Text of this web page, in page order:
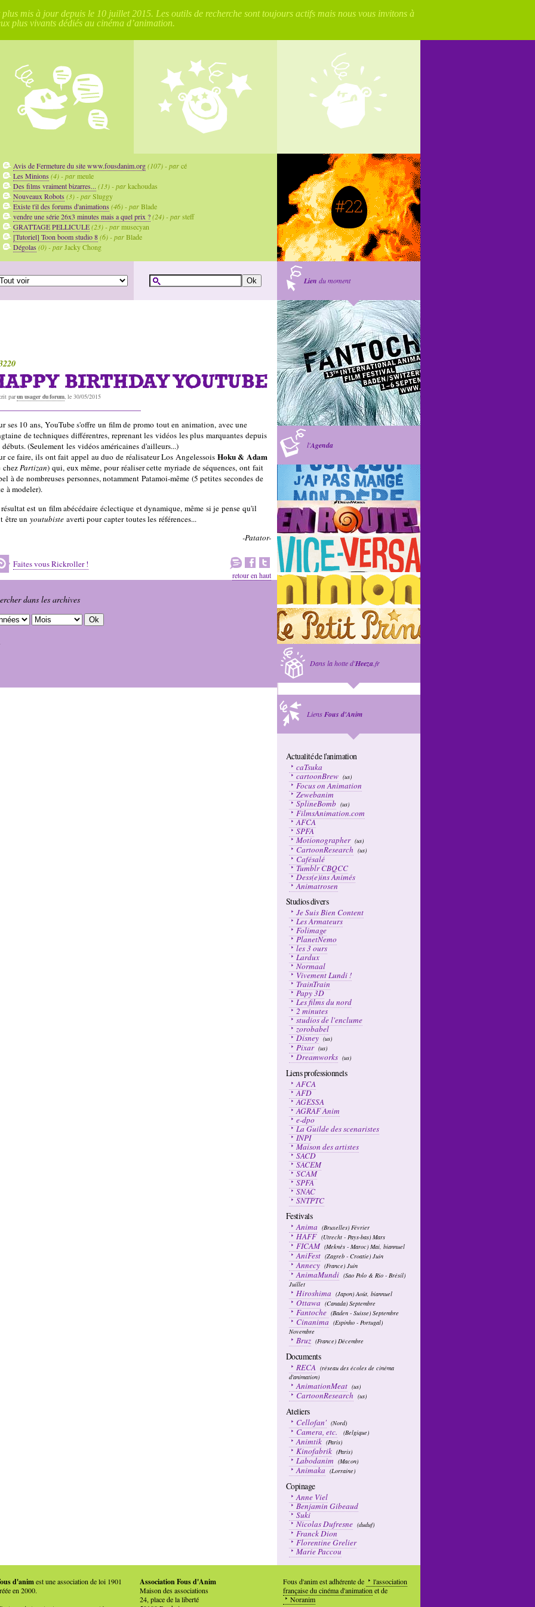
mis à jour depuis le 10 juillet 2015. Les outils de recherche sont toujours actifs mais nous vous invitons à
plus vivants dédiés au cinéma d’animation.
Avis de Fermeture du site www.fousdanim.org(107) - parcé
Les Minions(4) - parmeule
Des films vraiment bizarres... (13) - parkachoudas
Nouveaux Robots(3) - parSluggy
Existe t'il des forums d'animations(46) - parBlade
vendre une série 26x3 minutes mais a quel prix ?(24) - parsteff
GRATTAGE PELLICULE(23) - parmusecyan
[Tutoriel] Toon boom studio 8(6) - parBlade
Dégolas(0) - parJacky Chong
Lien du moment
l'Agenda
Dans la hotte d'Heeza.fr
LiensFous d'Anim
Actualité de l'animation
caTsuka
cartoonBrew (us)
Focus on Animation
Zewebanim
SplineBomb (us)
FilmsAnimation.com
AFCA
SPFA
Motionographer (us)
CartoonResearch (us)
Cafésalé
Tumblr CBQCC
Dess(e)ins Animés
Animatrosen
Studios divers
Je Suis Bien Content
Les Armateurs
Folimage
PlanetNemo
les 3 ours
Lardux
Normaal
Vivement Lundi !
TrainTrain
Papy 3D
Les films du nord
2 minutes
studios de l'enclume
zorobabel
Disney (us)
Pixar (us)
Dreamworks (us)
Liens professionnels
AFCA
AFD
AGESSA
AGRAF Anim
e-dpo
La Guilde des scenaristes
INPI
Maison des artistes
SACD
SACEM
SCAM
SPFA
SNAC
SNTPTC
Festivals
Anima (Bruxelles) Février
HAFF (Utrecht - Pays-bas) Mars
FICAM (Meknès - Maroc) Mai, biannuel
AniFest (Zagreb - Croatie) Juin
Annecy (France) Juin
AnimaMundi (Sao Polo & Rio - Brésil)
Juillet
Hiroshima (Japon) Août, biannuel
Ottawa (Canada) Septembre
Fantoche (Baden - Suisse) Septembre
Cinanima (Espinho - Portugal)
Novembre
Bruz (France) Décembre
Documents
RECA (réseau des écoles de cinéma
d'animation)
AnimationMeat (us)
CartoonResearch (us)
Ateliers
Cellofan' (Nord)
Camera, etc. (Belgique)
Animtik (Paris)
Kinofabrik (Paris)
Labodanim (Macon)
Animaka (Lorraine)
Copinage
Anne Viel
Benjamin Gibeaud
Suki
Nicolas Dufresne (duduf)
Franck Dion
Florentine Grelier
Marie Paccou
BIRTHDAY YOUTUBE
parun usager du forum, le 30/05/2015
ses 10 ans, YouTube s'offre un film de promo tout en animation, avec une
de techniques différentres, reprenant les vidéos les plus marquantes depuis
débuts. (Seulement les vidéos américaines d'ailleurs...)
ce faire, ils ont fait appel au duo de réalisateur Los Angelessois Hoku & Adam
chezPartizan) qui, eux même, pour réaliser cette myriade de séquences, ont fait
à de nombreuses personnes, notamment Patamoi-même (5 petites secondes de
à modeler).
est un film abécédaire éclectique et dynamique, même si je pense qu'il
être un youtubiste averti pour capter toutes les références...
-Patator-
Faites vous Rickroller !
retour en haut
dans les archives
d'animest une association de loi 1901
en 2000.
Association Fous d'Anim
Maison des associations
24, place de la liberté
Fous d'anim est adhérente de
l'association
française du cinéma d'animation et de
Noranim